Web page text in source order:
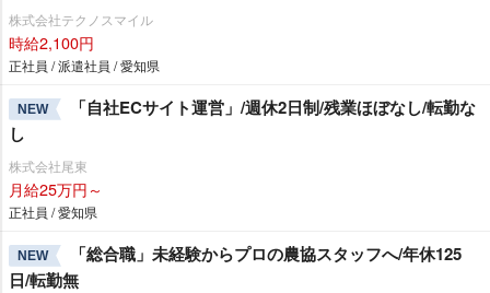
株式会社テクノスマイル
時給2,100円
正社員 / 派遣社員 / 愛知県
NEW
「自社ECサイト運営」/週休2日制/残業ほぼなし/転勤な
し
株式会社尾東
月給25万円～
正社員 / 愛知県
NEW
「総合職」未経験からプロの農協スタッフへ/年休125
日/転勤無